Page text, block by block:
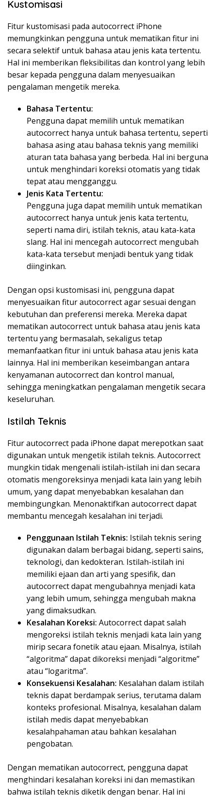
Kustomisasi
Fitur kustomisasi pada autocorrect iPhone
memungkinkan pengguna untuk mematikan fitur ini
secara selektif untuk bahasa atau jenis kata tertentu.
Hal ini memberikan fleksibilitas dan kontrol yang lebih
besar kepada pengguna dalam menyesuaikan
pengalaman mengetik mereka.
Bahasa Tertentu:
Pengguna dapat memilih untuk mematikan
autocorrect hanya untuk bahasa tertentu, seperti
bahasa asing atau bahasa teknis yang memiliki
aturan tata bahasa yang berbeda. Hal ini berguna
untuk menghindari koreksi otomatis yang tidak
tepat atau mengganggu.
Jenis Kata Tertentu:
Pengguna juga dapat memilih untuk mematikan
autocorrect hanya untuk jenis kata tertentu,
seperti nama diri, istilah teknis, atau kata-kata
slang. Hal ini mencegah autocorrect mengubah
kata-kata tersebut menjadi bentuk yang tidak
diinginkan.
Dengan opsi kustomisasi ini, pengguna dapat
menyesuaikan fitur autocorrect agar sesuai dengan
kebutuhan dan preferensi mereka. Mereka dapat
mematikan autocorrect untuk bahasa atau jenis kata
tertentu yang bermasalah, sekaligus tetap
memanfaatkan fitur ini untuk bahasa atau jenis kata
lainnya. Hal ini memberikan keseimbangan antara
kenyamanan autocorrect dan kontrol manual,
sehingga meningkatkan pengalaman mengetik secara
keseluruhan.
Istilah Teknis
Fitur autocorrect pada iPhone dapat merepotkan saat
digunakan untuk mengetik istilah teknis. Autocorrect
mungkin tidak mengenali istilah-istilah ini dan secara
otomatis mengoreksinya menjadi kata lain yang lebih
umum, yang dapat menyebabkan kesalahan dan
membingungkan. Menonaktifkan autocorrect dapat
membantu mencegah kesalahan ini terjadi.
Penggunaan Istilah Teknis: Istilah teknis sering
digunakan dalam berbagai bidang, seperti sains,
teknologi, dan kedokteran. Istilah-istilah ini
memiliki ejaan dan arti yang spesifik, dan
autocorrect dapat mengubahnya menjadi kata
yang lebih umum, sehingga mengubah makna
yang dimaksudkan.
Kesalahan Koreksi: Autocorrect dapat salah
mengoreksi istilah teknis menjadi kata lain yang
mirip secara fonetik atau ejaan. Misalnya, istilah
“algoritma” dapat dikoreksi menjadi “algoritme”
atau “logaritma”.
Konsekuensi Kesalahan: Kesalahan dalam istilah
teknis dapat berdampak serius, terutama dalam
konteks profesional. Misalnya, kesalahan dalam
istilah medis dapat menyebabkan
kesalahpahaman atau bahkan kesalahan
pengobatan.
Dengan mematikan autocorrect, pengguna dapat
menghindari kesalahan koreksi ini dan memastikan
bahwa istilah teknis diketik dengan benar. Hal ini